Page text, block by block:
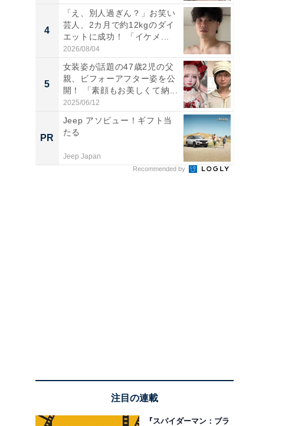
4
「え、別人過ぎん？」お笑い
芸人、2カ月で約12kgのダイ
エットに成功！ 「イケメ...
2026/08/04
5
女装姿が話題の47歳2児の父
親、ビフォーアフター姿を公
開！ 「素顔もお美しくて納...
2025/06/12
PR
Jeep アソビュー！ギフト当
たる
Jeep Japan
Recommended by
注目の連載
『スパイダーマン：ブラ